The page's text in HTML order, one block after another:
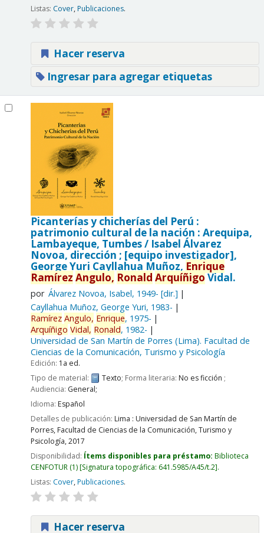
Listas: Cover,Publicaciones.
Hacer reserva
Ingresar para agregar etiquetas
Picanterías y chicherías del Perú :
patrimonio cultural de la nación : Arequipa,
Lambayeque, Tumbes / Isabel Álvarez
Novoa, dirección ; [equipo investigador],
George Yuri Cayllahua Muñoz, Enrique
Ramírez Angulo, Ronald ArquíñigoVidal.
por Álvarez Novoa, Isabel, 1949- [dir.]
Cayllahua Muñoz, George Yuri, 1983-
Ramírez Angulo, Enrique, 1975-
Arquíñigo Vidal, Ronald, 1982-
Universidad de San Martín de Porres (Lima). Facultad de
Ciencias de la Comunicación, Turismo y Psicología
Edición: 1a ed.
Tipo de material:
Texto; Forma literaria: No es ficción ;
Audiencia: General;
Idioma: Español
Detalles de publicación: Lima : Universidad de San Martín de
Porres, Facultad de Ciencias de la Comunicación, Turismo y
Psicología,2017
Disponibilidad: Ítems disponibles para préstamo: Biblioteca
CENFOTUR(1) Signatura topográfica: 641.5985/A45/t.2 .
Listas: Cover,Publicaciones.
Hacer reserva